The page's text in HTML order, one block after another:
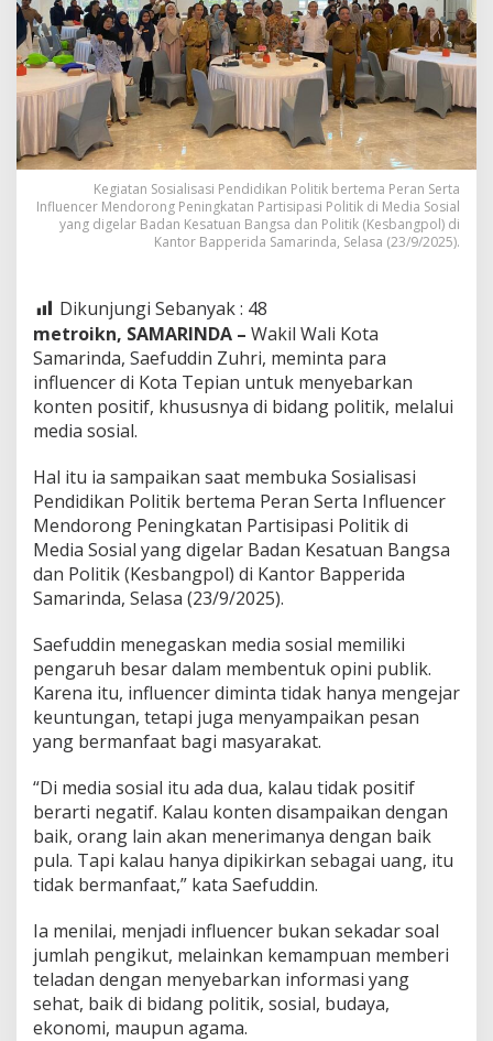
Kegiatan Sosialisasi Pendidikan Politik bertema Peran Serta
Influencer Mendorong Peningkatan Partisipasi Politik di Media Sosial
yang digelar Badan Kesatuan Bangsa dan Politik (Kesbangpol) di
Kantor Bapperida Samarinda, Selasa (23/9/2025).
Dikunjungi Sebanyak : 48
metroikn, SAMARINDA – Wakil Wali Kota
Samarinda, Saefuddin Zuhri, meminta para
influencer di Kota Tepian untuk menyebarkan
konten positif, khususnya di bidang politik, melalui
media sosial.
Hal itu ia sampaikan saat membuka Sosialisasi
Pendidikan Politik bertema Peran Serta Influencer
Mendorong Peningkatan Partisipasi Politik di
Media Sosial yang digelar Badan Kesatuan Bangsa
dan Politik (Kesbangpol) di Kantor Bapperida
Samarinda, Selasa (23/9/2025).
Saefuddin menegaskan media sosial memiliki
pengaruh besar dalam membentuk opini publik.
Karena itu, influencer diminta tidak hanya mengejar
keuntungan, tetapi juga menyampaikan pesan
yang bermanfaat bagi masyarakat.
“Di media sosial itu ada dua, kalau tidak positif
berarti negatif. Kalau konten disampaikan dengan
baik, orang lain akan menerimanya dengan baik
pula. Tapi kalau hanya dipikirkan sebagai uang, itu
tidak bermanfaat,” kata Saefuddin.
Ia menilai, menjadi influencer bukan sekadar soal
jumlah pengikut, melainkan kemampuan memberi
teladan dengan menyebarkan informasi yang
sehat, baik di bidang politik, sosial, budaya,
ekonomi, maupun agama.